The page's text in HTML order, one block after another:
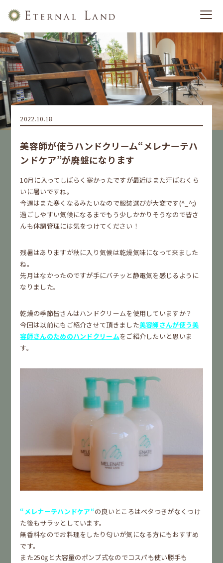
2022.10.18
美容師が使うハンドクリーム“メレナーテハ
ンドケア”が廃盤になります
10月に入ってしばらく寒かったですが最近はまた汗ばむくら
いに暑いですね。
今週はまた寒くなるみたいなので服装選びが大変です(^_^;)
過ごしやすい気候になるまでもう少しかかりそうなので皆さ
んも体調管理には気をつけてください！
残暑はありますが秋に入り気候は乾燥気味になって来ました
ね。
先月はなかったのですが手にバチッと静電気を感じるように
なりました。
乾燥の季節皆さんはハンドクリームを使用していますか？
今回は以前にもご紹介させて頂きました美容師さんが使う美
容師さんのためのハンドクリームをご紹介したいと思いま
す。
“メレナーテハンドケア“の良いところはベタつきがなくつけ
た後もサラッとしています。
無香料なのでお料理をしたり匂いが気になる方にもおすすめ
です。
また250gと大容量のポンプ式なのでコスパも使い勝手も